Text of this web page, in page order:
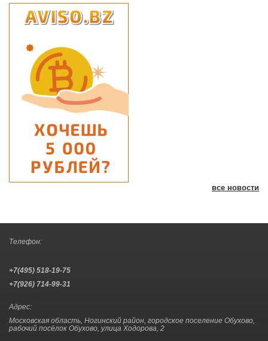
все новости
Телефон:
+7(495) 518-19-75
+7(926) 714-99-31
Адрес:
Московская область, Ногинский район, городское поселение Обухово,
рабочий посёлок Обухово, улица Ходорова, 2